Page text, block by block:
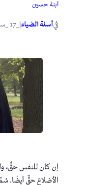
ابنة حسين
فيأسنة الضياء
إن كان للنفس حقٌّ،
الأضلاع حقٌّ أيضًا.